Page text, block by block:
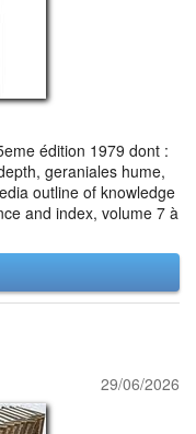
édition 1979 dont :
geraniales hume,
outline of knowledge
and index, volume 7 à
29/06/2026